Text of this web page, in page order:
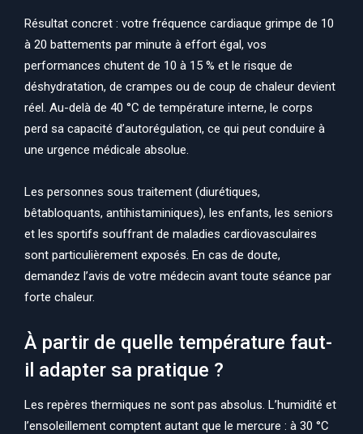
Résultat concret : votre fréquence cardiaque grimpe de 10
à 20 battements par minute à effort égal, vos
performances chutent de 10 à 15 % et le risque de
déshydratation, de crampes ou de coup de chaleur devient
réel. Au-delà de 40 °C de température interne, le corps
perd sa capacité d’autorégulation, ce qui peut conduire à
une urgence médicale absolue.
Les personnes sous traitement (diurétiques,
bêtabloquants, antihistaminiques), les enfants, les seniors
et les sportifs souffrant de maladies cardiovasculaires
sont particulièrement exposés. En cas de doute,
demandez l’avis de votre médecin avant toute séance par
forte chaleur.
À partir de quelle température faut-
il adapter sa pratique ?
Les repères thermiques ne sont pas absolus. L’humidité et
l’ensoleillement comptent autant que le mercure : à 30 °C